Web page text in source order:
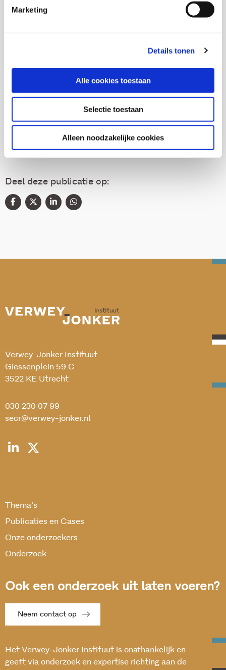
Marketing
Details tonen
Alle cookies toestaan
Selectie toestaan
Alleen noodzakelijke cookies
Trudi Nederland
Jessica van den Toorn
Thema's
Gezondheid en zorg
Deel deze publicatie op:
Verwey-Jonker Instituut
Giessenplein 59 C
3522 KE Utrecht
030 230 07 99
secr@verwey-jonker.nl
Thema’s
Publicaties en Cases
Onze onderzoekers
Onderzoek
Ook een onderzoek uit laten voeren?
Neem contact op
Het Verwey-Jonker Instituut is onafhankelijk en
geeft via onderzoek en expertise richting aan de